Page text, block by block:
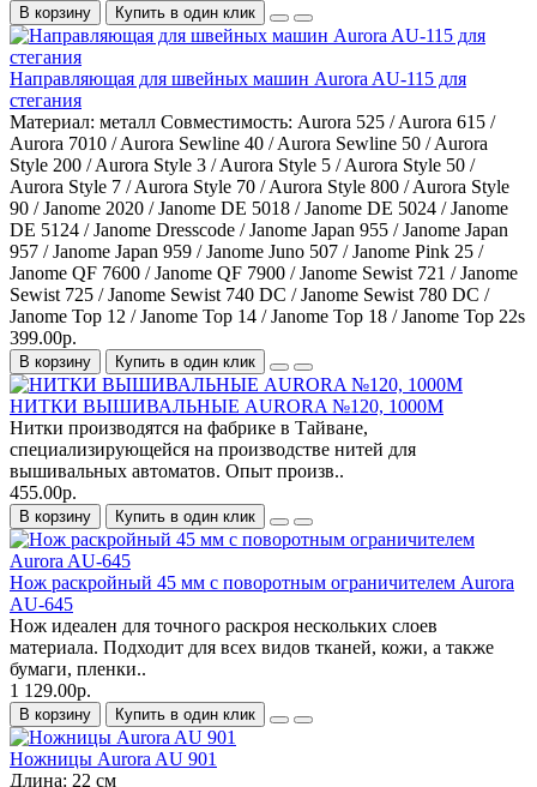
В корзину Купить в один клик
Направляющая для швейных машин Aurora AU-115 для
стегания
Материал: металл Совместимость: Aurora 525 / Aurora 615 /
Aurora 7010 / Aurora Sewline 40 / Aurora Sewline 50 / Aurora
Style 200 / Aurora Style 3 / Aurora Style 5 / Aurora Style 50 /
Aurora Style 7 / Aurora Style 70 / Aurora Style 800 / Aurora Style
90 / Janome 2020 / Janome DE 5018 / Janome DE 5024 / Janome
DE 5124 / Janome Dresscode / Janome Japan 955 / Janome Japan
957 / Janome Japan 959 / Janome Juno 507 / Janome Pink 25 /
Janome QF 7600 / Janome QF 7900 / Janome Sewist 721 / Janome
Sewist 725 / Janome Sewist 740 DC / Janome Sewist 780 DC /
Janome Top 12 / Janome Top 14 / Janome Top 18 / Janome Top 22s
399.00р.
В корзину Купить в один клик
НИТКИ ВЫШИВАЛЬНЫЕ AURORA №120, 1000М
Нитки производятся на фабрике в Тайване,
специализирующейся на производстве нитей для
вышивальных автоматов. Опыт произв..
455.00р.
В корзину Купить в один клик
Нож раскройный 45 мм с поворотным ограничителем Aurora
AU-645
Нож идеален для точного раскроя нескольких слоев
материала. Подходит для всех видов тканей, кожи, а также
бумаги, пленки..
1 129.00р.
В корзину Купить в один клик
Ножницы Aurora AU 901
Длина: 22 см